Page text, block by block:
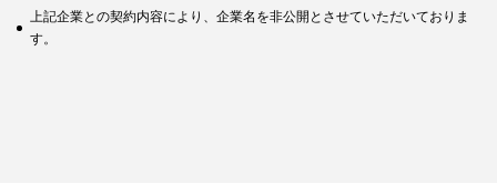
上記企業との契約内容により、企業名を非公開とさせていただいておりま
す。